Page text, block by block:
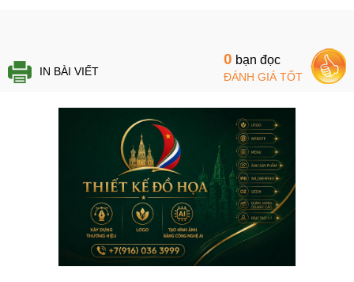
IN BÀI VIẾT
0 bạn đọc
ĐÁNH GIÁ TỐT